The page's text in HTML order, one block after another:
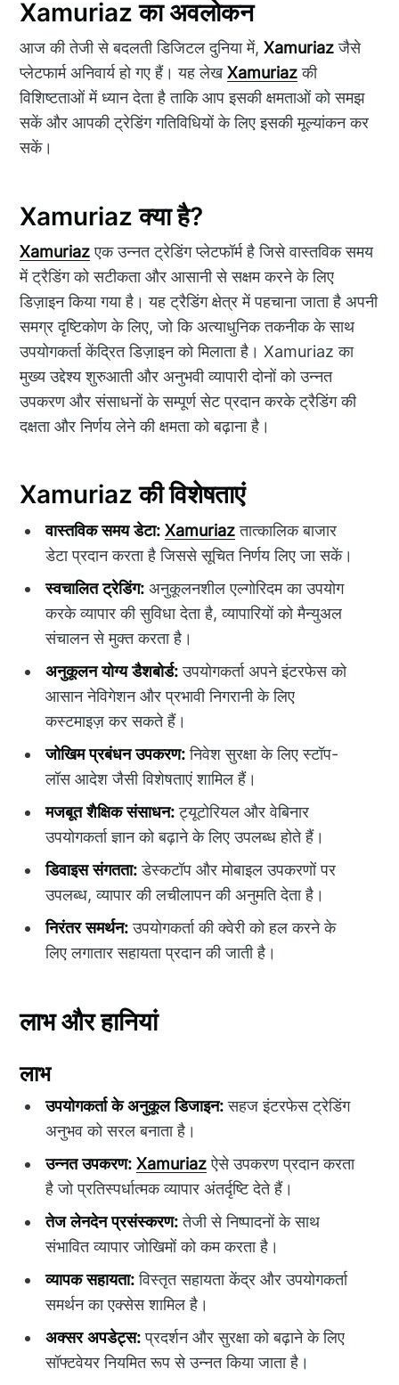
Xamuriaz का अवलोकन
आज की तेजी से बदलती डिजिटल दुनिया में,Xamuriazजैसे
प्लेटफार्म अनिवार्य हो गए हैं। यह लेखXamuriazकी
विशिष्टताओं में ध्यान देता है ताकि आप इसकी क्षमताओं को समझ
सकें और आपकी ट्रेडिंग गतिविधियों के लिए इसकी मूल्यांकन कर
सकें।
Xamuriaz क्या है?
Xamuriazएक उन्नत ट्रेडिंग प्लेटफॉर्म है जिसे वास्तविक समय
में ट्रैडिंग को सटीकता और आसानी से सक्षम करने के लिए
डिज़ाइन किया गया है। यह ट्रैडिंग क्षेत्र में पहचाना जाता है अपनी
समग्र दृष्टिकोण के लिए, जो कि अत्याधुनिक तकनीक के साथ
उपयोगकर्ता केंद्रित डिज़ाइन को मिलाता है। Xamuriaz का
मुख्य उद्देश्य शुरुआती और अनुभवी व्यापारी दोनों को उन्नत
उपकरण और संसाधनों के सम्पूर्ण सेट प्रदान करके ट्रैडिंग की
दक्षता और निर्णय लेने की क्षमता को बढ़ाना है।
Xamuriaz की विशेषताएं
वास्तविक समय डेटा: Xamuriazतात्कालिक बाजार
डेटा प्रदान करता है जिससे सूचित निर्णय लिए जा सकें।
स्वचालित ट्रेडिंग: अनुकूलनशील एल्गोरिदम का उपयोग
करके व्यापार की सुविधा देता है, व्यापारियों को मैन्युअल
संचालन से मुक्त करता है।
अनुकूलन योग्य डैशबोर्ड:उपयोगकर्ता अपने इंटरफेस को
आसान नेविगेशन और प्रभावी निगरानी के लिए
कस्टमाइज़ कर सकते हैं।
जोखिम प्रबंधन उपकरण:निवेश सुरक्षा के लिए स्टॉप-
लॉस आदेश जैसी विशेषताएं शामिल हैं।
मजबूत शैक्षिक संसाधन:ट्यूटोरियल और वेबिनार
उपयोगकर्ता ज्ञान को बढ़ाने के लिए उपलब्ध होते हैं।
डिवाइस संगतता:डेस्कटॉप और मोबाइल उपकरणों पर
उपलब्ध, व्यापार की लचीलापन की अनुमति देता है।
निरंतर समर्थन:उपयोगकर्ता की क्वेरी को हल करने के
लिए लगातार सहायता प्रदान की जाती है।
लाभ और हानियां
लाभ
उपयोगकर्ता के अनुकूल डिजाइन:सहज इंटरफेस ट्रेडिंग
अनुभव को सरल बनाता है।
उन्नत उपकरण: Xamuriazऐसे उपकरण प्रदान करता
है जो प्रतिस्पर्धात्मक व्यापार अंतर्दृष्टि देते हैं।
तेज लेनदेन प्रसंस्करण:तेजी से निष्पादनों के साथ
संभावित व्यापार जोखिमों को कम करता है।
व्यापक सहायता:विस्तृत सहायता केंद्र और उपयोगकर्ता
समर्थन का एक्सेस शामिल है।
अक्सर अपडेट्स:प्रदर्शन और सुरक्षा को बढ़ाने के लिए
सॉफ्टवेयर नियमित रूप से उन्नत किया जाता है।